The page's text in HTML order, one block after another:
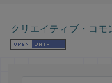
クリエイティブ・コモ